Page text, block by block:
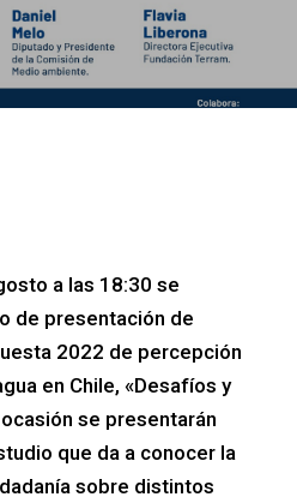
a las 18:30 se
de presentación de
2022 de percepción
en Chile, «Desafíos y
se presentarán
que da a conocer la
sobre distintos